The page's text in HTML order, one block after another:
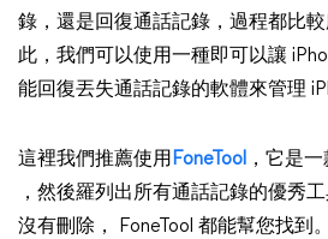
錄，還是回復通話記錄，過程都比
此，我們可以使用一種即可以讓
能回復丟失通話記錄的軟體來管理
這裡我們推薦使用 FoneTool
，它是
，然後羅列出所有通話記錄的優秀
沒有刪除， FoneTool 都能幫您找到。